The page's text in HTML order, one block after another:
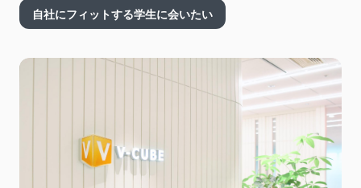
自社にフィットする学生に会いたい